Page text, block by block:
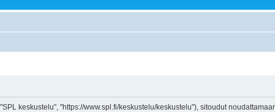
keskustelu", "https://www.spl.fi/keskustelu/keskustelu"), sitoudut